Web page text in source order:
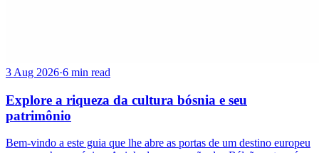
3 Aug 2026·6 min read
Explore a riqueza da cultura bósnia e seu
patrimônio
Bem-vindo a este guia que lhe abre as portas de um destino europeu